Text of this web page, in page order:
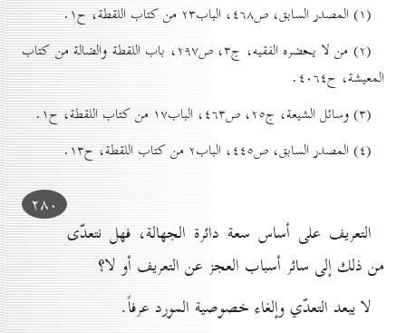
(۱) المصدر السابق، ص٤٦۸، الباب۲۳ من كتاب اللقطة، ح۱.
(۲) من لا يحضره الفقيه، ج۳، ص۲۹۷، باب اللقطة والضالة من کتاب
المعيشة، ح٤٠٦٤.
(۳) وسائل الشيعة، ج۲٥، ص٤٦۳، الباب۱۷ من كتاب اللقطة، ح۱.
(٤) المصدر السابق، ص٤٤٥، الباب۲ من كتاب اللقطة، ح۱۳.
۲۸٠
التعريف على أساس سعة دائرة الجهالة، فهل نتعدّى
من ذلك إلى سائر أسباب العجز عن التعريف أو لا؟
لا يبعد التعدّي وإلغاء خصوصية المورد عرفاً.